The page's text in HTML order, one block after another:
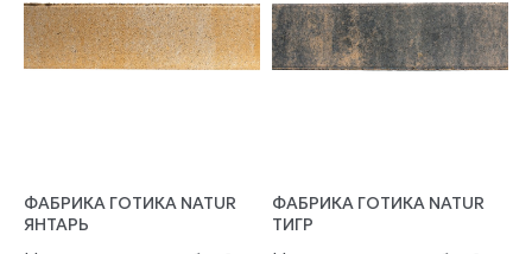
ФАБРИКА ГОТИКА NATUR
ЯНТАРЬ
ФАБРИКА ГОТИКА NATUR
ТИГР